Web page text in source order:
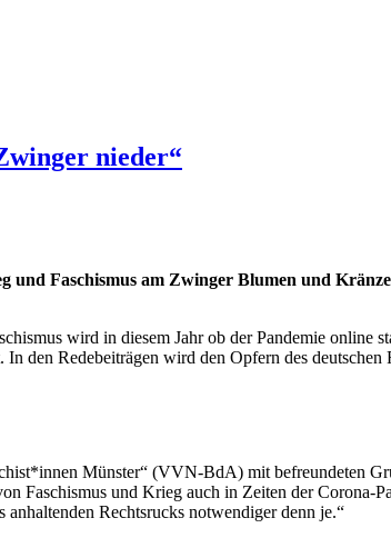
nieder“
Faschismus am Zwinger Blumen und Kränze
wird in diesem Jahr ob der Pandemie online
den Redebeiträgen wird den Opfern des
Münster“ (VVN-BdA) mit befreundeten
Faschismus und Krieg auch in Zeiten der Corona-
Rechtsrucks notwendiger denn je.“